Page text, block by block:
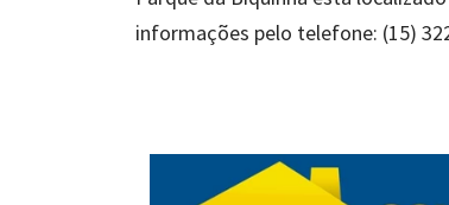
informações pelo telefone: (15)